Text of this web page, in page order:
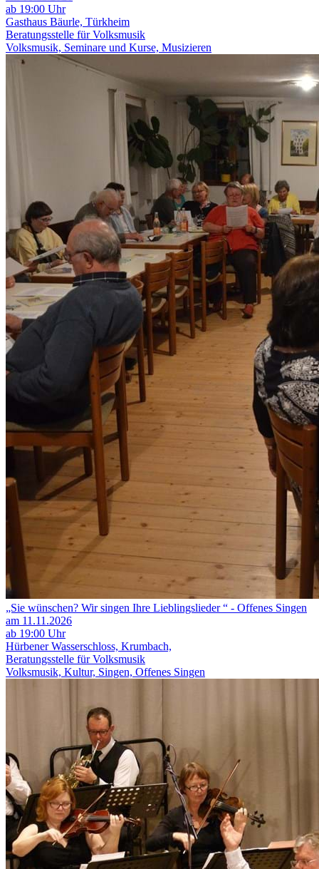
ab 19:00 Uhr
Gasthaus Bäurle, Türkheim
Beratungsstelle für Volksmusik
Volksmusik, Seminare und Kurse, Musizieren
„Sie wünschen? Wir singen Ihre Lieblingslieder “ - Offenes Singen
am 11.11.2026
ab 19:00 Uhr
Hürbener Wasserschloss, Krumbach,
Beratungsstelle für Volksmusik
Volksmusik, Kultur, Singen, Offenes Singen